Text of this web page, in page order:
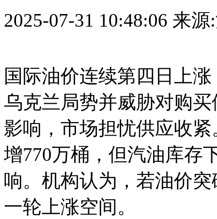
2025-07-31 10:48:06 来源
国际油价连续第四日上
乌克兰局势并威胁对购
影响，市场担忧供应收
增770万桶，但汽油库存
响。机构认为，若油价
一轮上涨空间。